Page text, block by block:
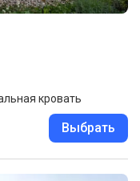
кровать
Выбрать